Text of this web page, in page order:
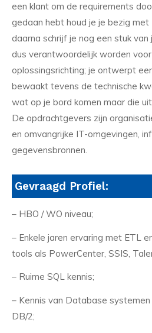
een klant om de requirements
gedaan hebt houd je je bezig
daarna schrijf je nog een stuk
dus verantwoordelijk worden
oplossingsrichting; je ontwerpt
bewaakt tevens de technische
wat op je bord komen maar die
De opdrachtgevers zijn
en omvangrijke IT-omgevingen,
gegevensbronnen.
Gevraagd Profiel:
– HBO / WO niveau;
– Enkele jaren ervaring met ETL
tools als PowerCenter, SSIS,
– Ruime SQL kennis;
– Kennis van Database systemen
DB/2;